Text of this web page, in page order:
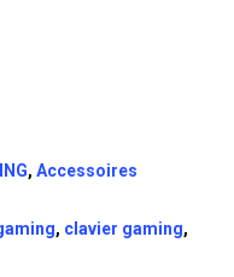
, Accessoires
, clavier gaming,